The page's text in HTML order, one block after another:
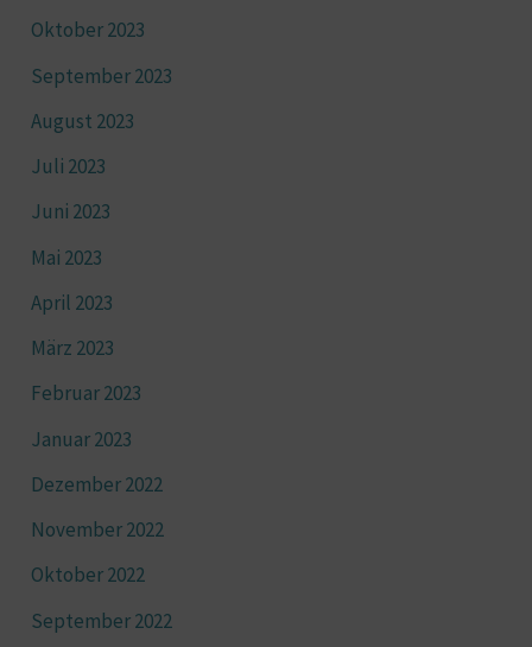
Oktober 2023
September 2023
August 2023
Juli 2023
Juni 2023
Mai 2023
April 2023
März 2023
Februar 2023
Januar 2023
Dezember 2022
November 2022
Oktober 2022
September 2022